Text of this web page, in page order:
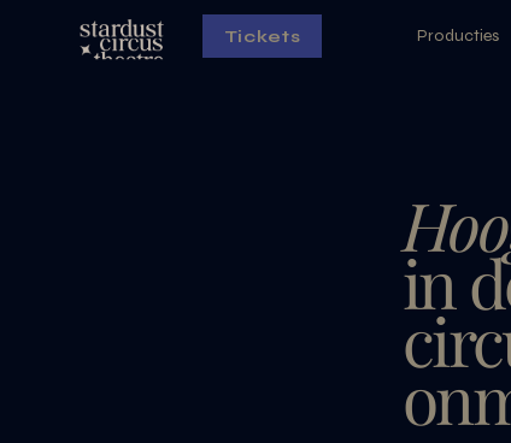
Tickets Producties
in